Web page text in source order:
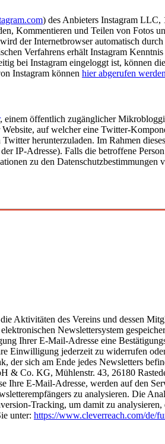
) des Anbieters Instagram
Kommentieren und Teilen von Fotos
der Internetbrowser automatisch
Verfahrens erhält Instagram
bei Instagram eingeloggt ist, können
Instagram können hier abgerufen
, einem öffentlich zugänglicher
auf welcher eine Twitter-
herunterzuladen. Im Rahmen
IP-Adresse). Falls die betroffene
zu den Datenschutzbestimmungen
Aktivitäten des Vereins und dessen
Newslettersystem
Ihrer E-Mail-Adresse eine
jederzeit zu widerrufen
sich am Ende jedes Newsletters
& Co. KG, Mühlenstr. 43, 26180
Ihre E-Mail-Adresse, werden auf den
zu analysieren. Die
Tracking, um damit zu
unter: https://www.cleverreach.com/de/